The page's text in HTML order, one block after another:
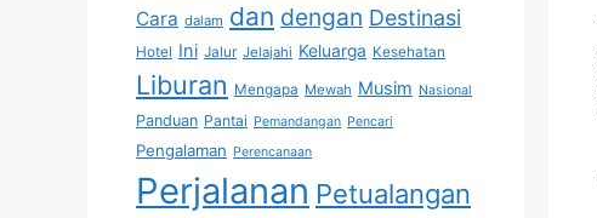
Cara dalam dan dengan Destinasi
Hotel Ini Jalur Jelajahi Keluarga Kesehatan
Liburan Mengapa Mewah Musim Nasional
Panduan Pantai Pemandangan Pencari
Pengalaman Perencanaan
Perjalanan Petualangan